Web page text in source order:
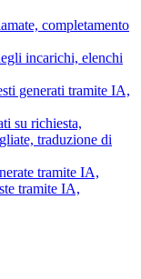
completamento
incarichi, elenchi
generati tramite IA,
su richiesta,
traduzione di
tramite IA,
tramite IA,